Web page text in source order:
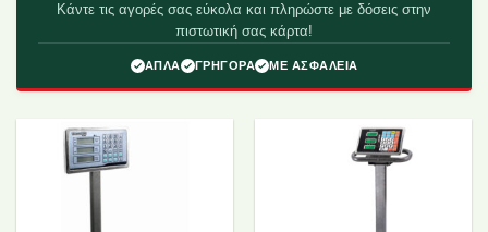
Κάντε τις αγορές σας εύκολα και πληρώστε με δόσεις στην
πιστωτική σας κάρτα!
ΑΠΛΑ ΓΡΗΓΟΡΑ ΜΕ ΑΣΦΑΛΕΙΑ